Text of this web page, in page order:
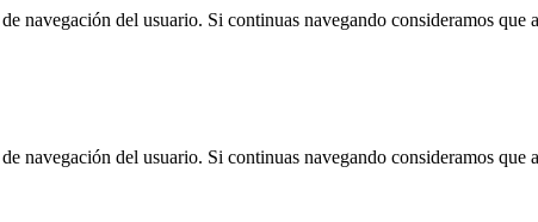
navegación del usuario. Si continuas navegando consideramos que
navegación del usuario. Si continuas navegando consideramos que